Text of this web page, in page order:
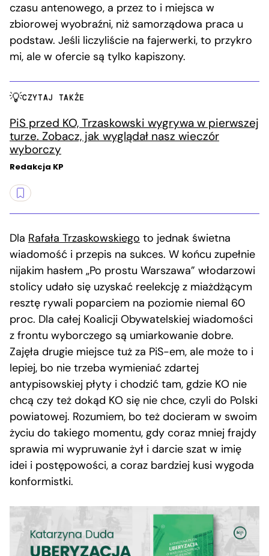
czasu antenowego, a przez to i miejsca w
zbiorowej wyobraźni, niż samorządowa praca u
podstaw. Jeśli liczyliście na fajerwerki, to przykro
mi, ale w ofercie są tylko kapiszony.
CZYTAJ TAKŻE
PiS przed KO, Trzaskowski wygrywa w pierwszej
turze. Zobacz, jak wyglądał nasz wieczór
wyborczy
Redakcja KP
Dla Rafała Trzaskowskiego to jednak świetna
wiadomość i przepis na sukces. W końcu zupełnie
nijakim hasłem „Po prostu Warszawa” włodarzowi
stolicy udało się uzyskać reelekcję z miażdżącym
resztę rywali poparciem na poziomie niemal 60
proc. Dla całej Koalicji Obywatelskiej wiadomości
z frontu wyborczego są umiarkowanie dobre.
Zajęła drugie miejsce tuż za PiS-em, ale może to i
lepiej, bo nie trzeba wymieniać zdartej
antypisowskiej płyty i chodzić tam, gdzie KO nie
chcą czy też dokąd KO się nie chce, czyli do Polski
powiatowej. Rozumiem, bo też docieram w swoim
życiu do takiego momentu, gdy coraz mniej frajdy
sprawia mi wypruwanie żył i darcie szat w imię
idei i postępowości, a coraz bardziej kusi wygoda
konformistki.